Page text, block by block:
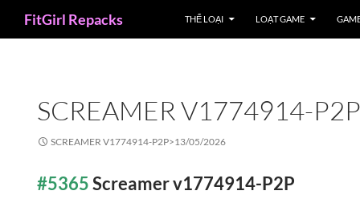
FitGirl Repacks THỂ LOẠI LOẠT GAME
SCREAMER V1774914-
SCREAMER V1774914-P2P>13/05/2026
#5365Screamer v1774914-P2P